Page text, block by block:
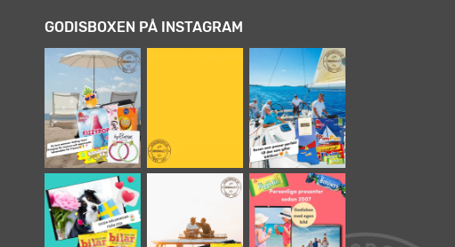
GODISBOXEN PÅ INSTAGRAM